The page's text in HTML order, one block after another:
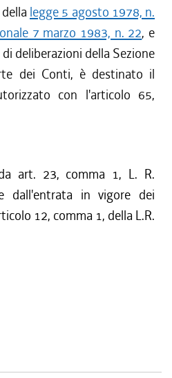
legge 5 agosto 1978, n.
7 marzo 1983, n. 22, e
deliberazioni della Sezione
dei Conti, è destinato il
con l'articolo 65,
art. 23, comma 1, L. R.
dall'entrata in vigore dei
12, comma 1, della L.R.